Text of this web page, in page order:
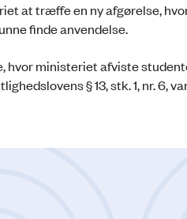
at træffe en ny afgørelse,
finde anvendelse.
ministeriet afviste
§ 13, stk. 1, nr. 6,